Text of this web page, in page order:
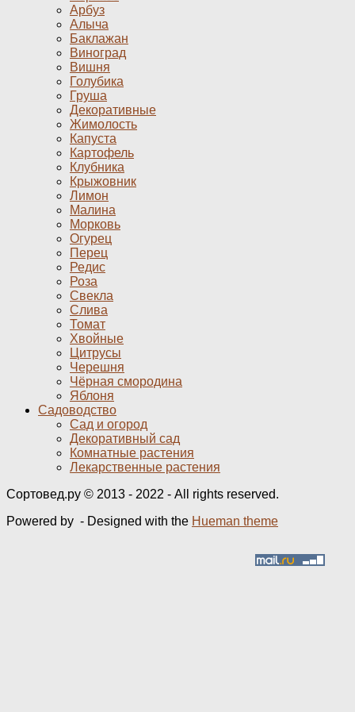
Арбуз
Алыча
Баклажан
Виноград
Вишня
Голубика
Груша
Декоративные
Жимолость
Капуста
Картофель
Клубника
Крыжовник
Лимон
Малина
Морковь
Огурец
Перец
Редис
Роза
Свекла
Слива
Томат
Хвойные
Цитрусы
Черешня
Чёрная смородина
Яблоня
Садоводство
Сад и огород
Декоративный сад
Комнатные растения
Лекарственные растения
Сортовед.ру © 2013 - 2022 - All rights reserved.
Powered by - Designed with the Hueman theme